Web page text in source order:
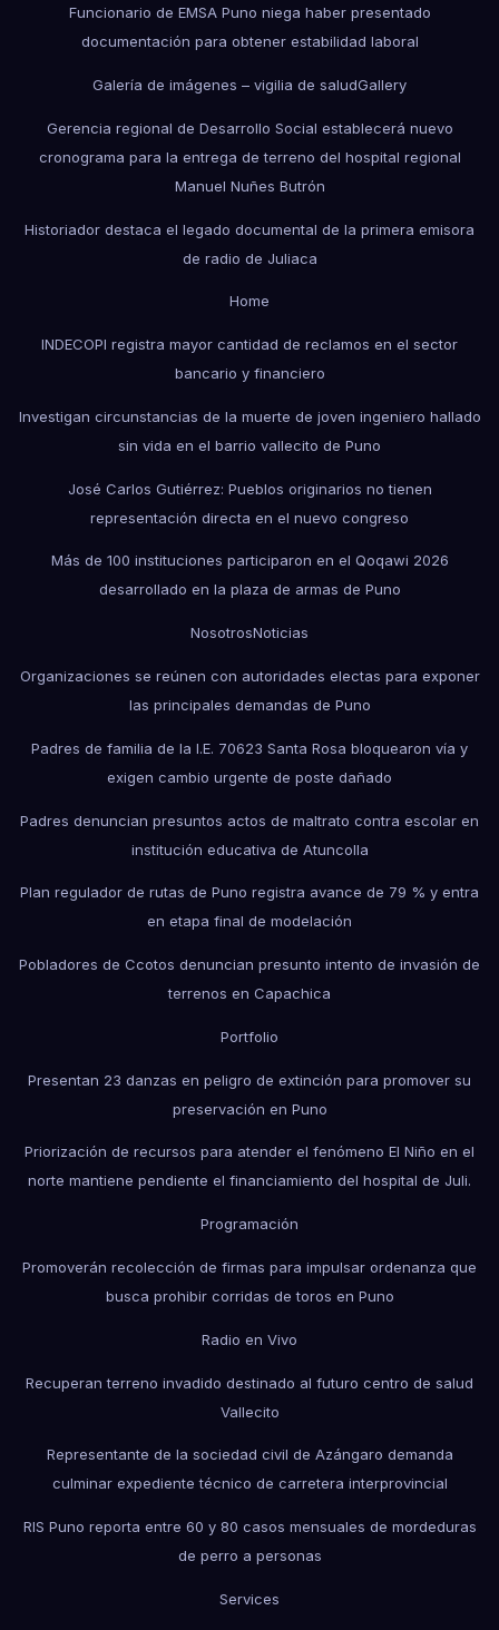
Funcionario de EMSA Puno niega haber presentado
documentación para obtener estabilidad laboral
Galería de imágenes – vigilia de saludGallery
Gerencia regional de Desarrollo Social establecerá nuevo
cronograma para la entrega de terreno del hospital regional
Manuel Nuñes Butrón
Historiador destaca el legado documental de la primera emisora
de radio de Juliaca
Home
INDECOPI registra mayor cantidad de reclamos en el sector
bancario y financiero
Investigan circunstancias de la muerte de joven ingeniero hallado
sin vida en el barrio vallecito de Puno
José Carlos Gutiérrez: Pueblos originarios no tienen
representación directa en el nuevo congreso
Más de 100 instituciones participaron en el Qoqawi 2026
desarrollado en la plaza de armas de Puno
NosotrosNoticias
Organizaciones se reúnen con autoridades electas para exponer
las principales demandas de Puno
Padres de familia de la I.E. 70623 Santa Rosa bloquearon vía y
exigen cambio urgente de poste dañado
Padres denuncian presuntos actos de maltrato contra escolar en
institución educativa de Atuncolla
Plan regulador de rutas de Puno registra avance de 79 % y entra
en etapa final de modelación
Pobladores de Ccotos denuncian presunto intento de invasión de
terrenos en Capachica
Portfolio
Presentan 23 danzas en peligro de extinción para promover su
preservación en Puno
Priorización de recursos para atender el fenómeno El Niño en el
norte mantiene pendiente el financiamiento del hospital de Juli.
Programación
Promoverán recolección de firmas para impulsar ordenanza que
busca prohibir corridas de toros en Puno
Radio en Vivo
Recuperan terreno invadido destinado al futuro centro de salud
Vallecito
Representante de la sociedad civil de Azángaro demanda
culminar expediente técnico de carretera interprovincial
RIS Puno reporta entre 60 y 80 casos mensuales de mordeduras
de perro a personas
Services